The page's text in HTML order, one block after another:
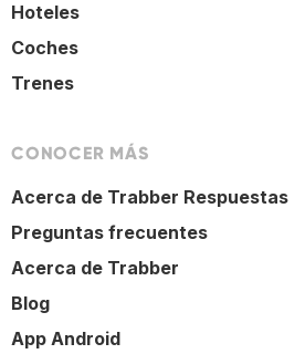
Hoteles
Coches
Trenes
CONOCER MÁS
Acerca de Trabber Respuestas
Preguntas frecuentes
Acerca de Trabber
Blog
App Android